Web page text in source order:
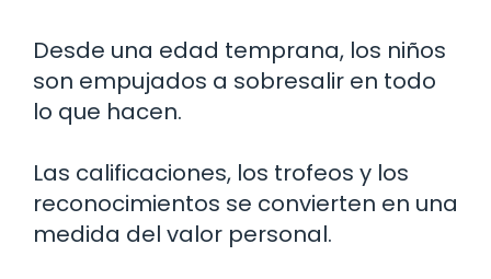
Desde una edad temprana, los niños
son empujados a sobresalir en todo
lo que hacen.
Las calificaciones, los trofeos y los
reconocimientos se convierten en una
medida del valor personal.